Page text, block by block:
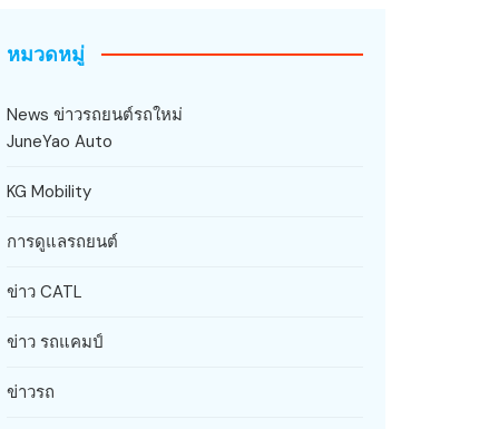
หมวดหมู่
News ข่าวรถยนต์รถใหม่
JuneYao Auto
KG Mobility
การดูแลรถยนต์
ข่าว CATL
ข่าว รถแคมป์
ข่าวรถ